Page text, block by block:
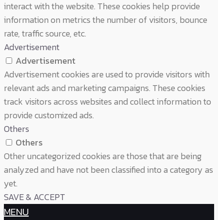
interact with the website. These cookies help provide
information on metrics the number of visitors, bounce
rate, traffic source, etc.
Advertisement
Advertisement
Advertisement cookies are used to provide visitors with
relevant ads and marketing campaigns. These cookies
track visitors across websites and collect information to
provide customized ads.
Others
Others
Other uncategorized cookies are those that are being
analyzed and have not been classified into a category as
yet.
SAVE & ACCEPT
MENU